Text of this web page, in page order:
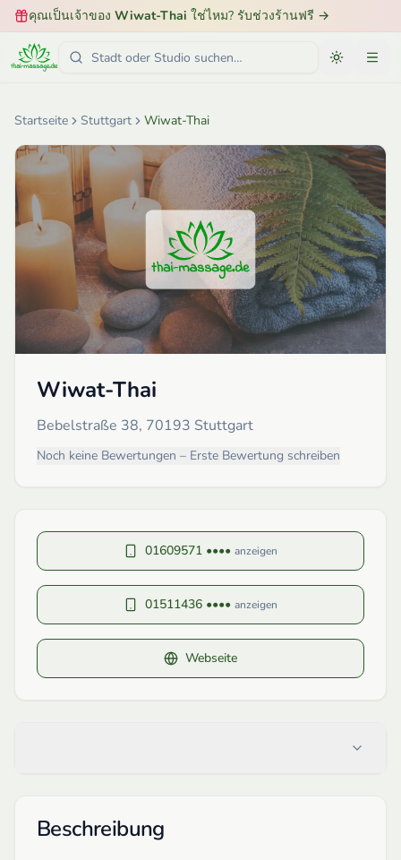
คุณเป็นเจ้าของ Wiwat-Thai ใช่ไหม? รับช่วงร้านฟรี →
Startseite Stuttgart Wiwat-Thai
Wiwat-Thai
Bebelstraße 38, 70193 Stuttgart
Noch keine Bewertungen – Erste Bewertung schreiben
01609571 •••• anzeigen
01511436 •••• anzeigen
Webseite
Beschreibung